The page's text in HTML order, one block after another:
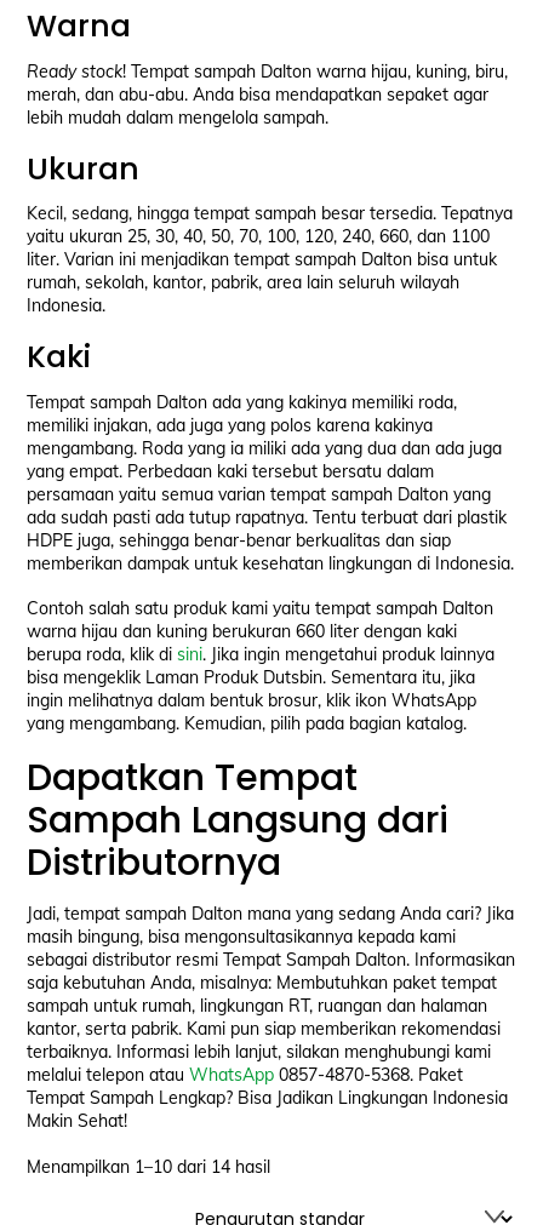
Warna
Ready stock! Tempat sampah Dalton warna hijau, kuning, biru,
merah, dan abu-abu. Anda bisa mendapatkan sepaket agar
lebih mudah dalam mengelola sampah.
Ukuran
Kecil, sedang, hingga tempat sampah besar tersedia. Tepatnya
yaitu ukuran 25, 30, 40, 50, 70, 100, 120, 240, 660, dan 1100
liter. Varian ini menjadikan tempat sampah Dalton bisa untuk
rumah, sekolah, kantor, pabrik, area lain seluruh wilayah
Indonesia.
Kaki
Tempat sampah Dalton ada yang kakinya memiliki roda,
memiliki injakan, ada juga yang polos karena kakinya
mengambang. Roda yang ia miliki ada yang dua dan ada juga
yang empat. Perbedaan kaki tersebut bersatu dalam
persamaan yaitu semua varian tempat sampah Dalton yang
ada sudah pasti ada tutup rapatnya. Tentu terbuat dari plastik
HDPE juga, sehingga benar-benar berkualitas dan siap
memberikan dampak untuk kesehatan lingkungan di Indonesia.
Contoh salah satu produk kami yaitu tempat sampah Dalton
warna hijau dan kuning berukuran 660 liter dengan kaki
berupa roda, klik disini. Jika ingin mengetahui produk lainnya
bisa mengeklik Laman Produk Dutsbin. Sementara itu, jika
ingin melihatnya dalam bentuk brosur, klik ikon WhatsApp
yang mengambang. Kemudian, pilih pada bagian katalog.
Dapatkan Tempat
Sampah Langsung dari
Distributornya
Jadi, tempat sampah Dalton mana yang sedang Anda cari? Jika
masih bingung, bisa mengonsultasikannya kepada kami
sebagai distributor resmi Tempat Sampah Dalton. Informasikan
saja kebutuhan Anda, misalnya: Membutuhkan paket tempat
sampah untuk rumah, lingkungan RT, ruangan dan halaman
kantor, serta pabrik. Kami pun siap memberikan rekomendasi
terbaiknya. Informasi lebih lanjut, silakan menghubungi kami
melalui telepon atauWhatsApp 0857-4870-5368. Paket
Tempat Sampah Lengkap? Bisa Jadikan Lingkungan Indonesia
Makin Sehat!
Menampilkan 1–10 dari 14 hasil